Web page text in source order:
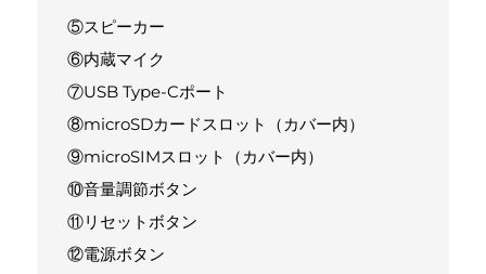
⑤スピーカー
⑥内蔵マイク
⑦USB Type-Cポート
⑧microSDカードスロット（カバー内）
⑨microSIMスロット（カバー内）
⑩音量調節ボタン
⑪リセットボタン
⑫電源ボタン